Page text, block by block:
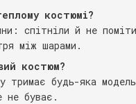
костюмі?
спітніли й не
між шарами.
костюм?
тримає будь-яка
не буває.